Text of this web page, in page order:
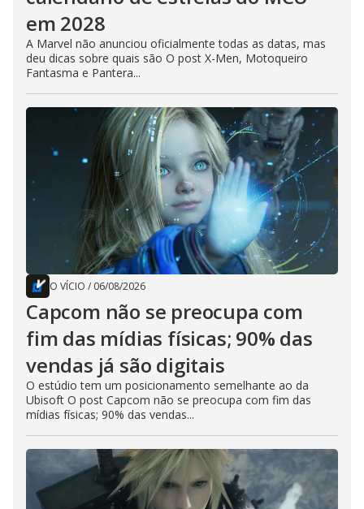
em 2028
A Marvel não anunciou oficialmente todas as datas, mas
deu dicas sobre quais são O post X-Men, Motoqueiro
Fantasma e Pantera...
O VÍCIO / 06/08/2026
Capcom não se preocupa com
fim das mídias físicas; 90% das
vendas já são digitais
O estúdio tem um posicionamento semelhante ao da
Ubisoft O post Capcom não se preocupa com fim das
mídias físicas; 90% das vendas...